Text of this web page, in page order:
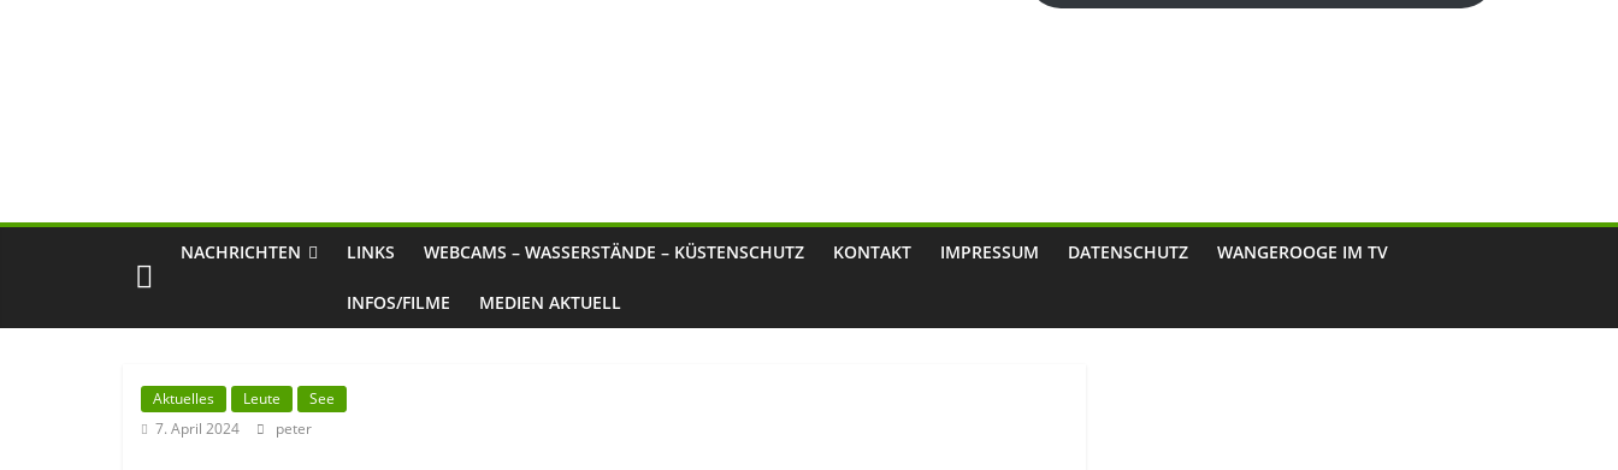
NACHRICHTEN LINKS WEBCAMS – WASSERSTÄNDE – KÜSTENSCHUTZ KONTAKT IMPRESSUM DATENSCHUTZ WANGEROOGE IM TV
INFOS/FILME MEDIEN AKTUELL
Aktuelles Leute
See
7. April 2024
peter